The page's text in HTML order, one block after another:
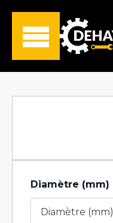
Diamètre (mm)
Diamètre (mm)